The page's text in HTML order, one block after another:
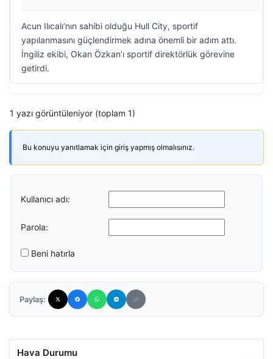
Acun Ilıcalı’nın sahibi olduğu Hull City, sportif
yapılanmasını güçlendirmek adına önemli bir adım attı.
İngiliz ekibi, Okan Özkan’ı sportif direktörlük görevine
getirdi.
1 yazı görüntüleniyor (toplam 1)
Bu konuyu yanıtlamak için giriş yapmış olmalısınız.
Kullanıcı adı:
Parola:
Beni hatırla
Paylaş:
Hava Durumu